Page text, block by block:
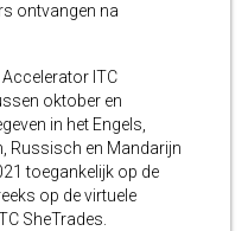
ontvangen na
Accelerator ITC
oktober en
in het Engels,
Russisch en Mandarijn
toegankelijk op de
op de virtuele
SheTrades.